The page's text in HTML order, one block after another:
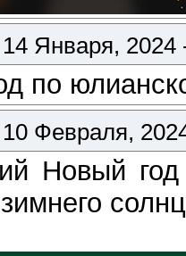
Января,
по
Февраля,
Новый